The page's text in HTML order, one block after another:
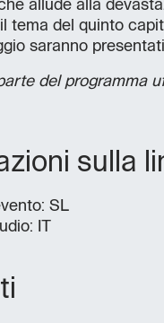
allude alla
tema del quinto
saranno
del programma
sulla
SL
IT